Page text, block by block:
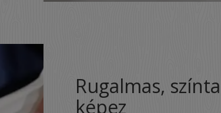
Rugalmas,
képez